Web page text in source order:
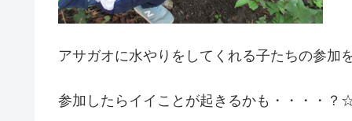
アサガオに水やりをしてくれる子たちの参加
参加したらイイことが起きるかも・・・・？